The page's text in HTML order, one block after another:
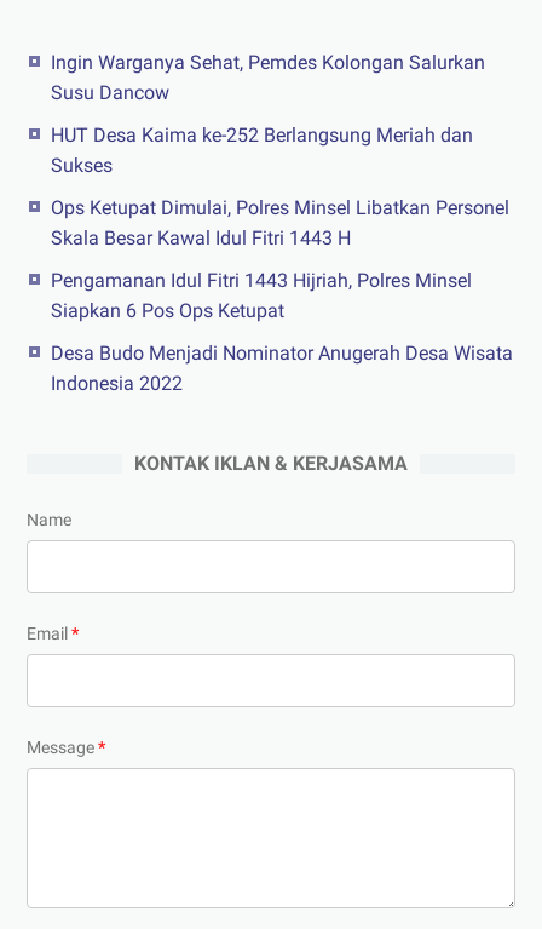
Ingin Warganya Sehat, Pemdes Kolongan Salurkan
Susu Dancow
HUT Desa Kaima ke-252 Berlangsung Meriah dan
Sukses
Ops Ketupat Dimulai, Polres Minsel Libatkan Personel
Skala Besar Kawal Idul Fitri 1443 H
Pengamanan Idul Fitri 1443 Hijriah, Polres Minsel
Siapkan 6 Pos Ops Ketupat
Desa Budo Menjadi Nominator Anugerah Desa Wisata
Indonesia 2022
KONTAK IKLAN & KERJASAMA
Name
Email *
Message*